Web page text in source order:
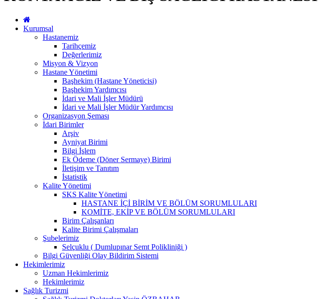
Kurumsal
Hastanemiz
Tarihçemiz
Değerlerimiz
Misyon & Vizyon
Hastane Yönetimi
Başhekim (Hastane Yöneticisi)
Başhekim Yardımcısı
İdari ve Mali İşler Müdürü
İdari ve Mali İşler Müdür Yardımcısı
Organizasyon Şeması
İdari Birimler
Arşiv
Ayniyat Birimi
Bilgi İşlem
Ek Ödeme (Döner Sermaye) Birimi
İletişim ve Tanıtım
İstatistik
Kalite Yönetimi
SKS Kalite Yönetimi
HASTANE İÇİ BİRİM VE BÖLÜM SORUMLULARI
KOMİTE, EKİP VE BÖLÜM SORUMLULARI
Birim Çalışanları
Kalite Birimi Çalışmaları
Şubelerimiz
Selçuklu ( Dumlupınar Semt Polikliniği )
Bilgi Güvenliği Olay Bildirim Sistemi
Hekimlerimiz
Uzman Hekimlerimiz
Hekimlerimiz
Sağlık Turizmi